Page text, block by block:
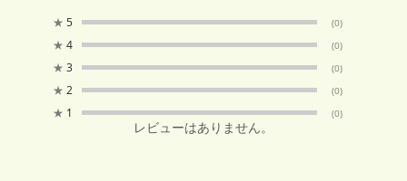
★ 5 (0)
★ 4 (0)
★ 3 (0)
★ 2 (0)
★ 1 (0)
レビューはありません。